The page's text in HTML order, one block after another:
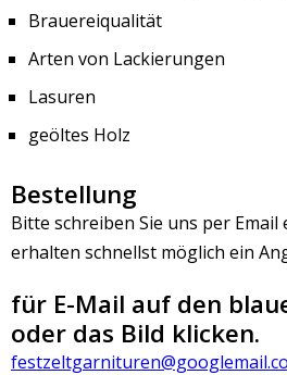
Brauereiqualität
Arten von Lackierungen
Lasuren
geöltes Holz
Bestellung
Bitte schreiben Sie uns per Email
erhalten schnellst möglich ein
für E-Mail auf den
oder das Bild klicken.